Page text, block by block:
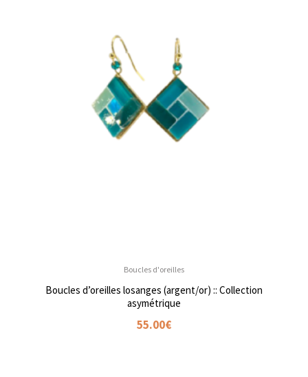
Boucles d'oreilles
Boucles d’oreilles losanges (argent/or) :: Collection
asymétrique
55.00€